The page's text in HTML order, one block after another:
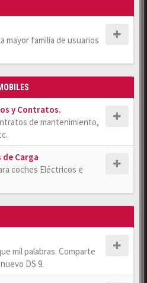
mayor familia de usuarios
y Contratos.
de mantenimiento,
Carga
coches Eléctricos e
mil palabras. Comparte
DS 9.